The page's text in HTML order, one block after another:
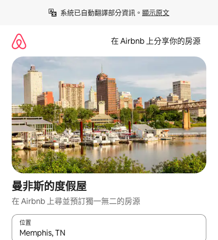
系統已自動翻譯部分資訊。 顯示原文
在 Airbnb 上分享你的房源
曼非斯的度假屋
在 Airbnb 上尋並預訂獨一無二的房源
位置
如有搜尋結果，瀏覽內容時請使用上下箭頭，或輕點、滑動裝置。